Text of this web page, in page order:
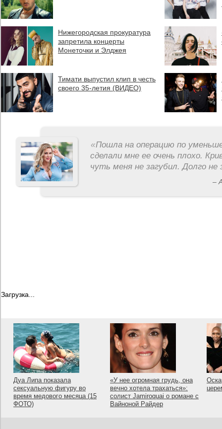
Нижегородская прокуратура
запретила концерты
Монеточки и Элджея
Тимати выпустил клип в честь
своего 35-летия (ВИДЕО)
«Пошла на операцию по
сделали мне ее очень плохо.
чуть меня не загубил. Долго не
–
Загрузка...
Дуа Липа показала
сексуальную фигуру во
время медового месяца (15
ФОТО)
«У нее огромная грудь, она
вечно хотела трахаться»:
солист Jamiroquai о романе с
Вайноной Райдер